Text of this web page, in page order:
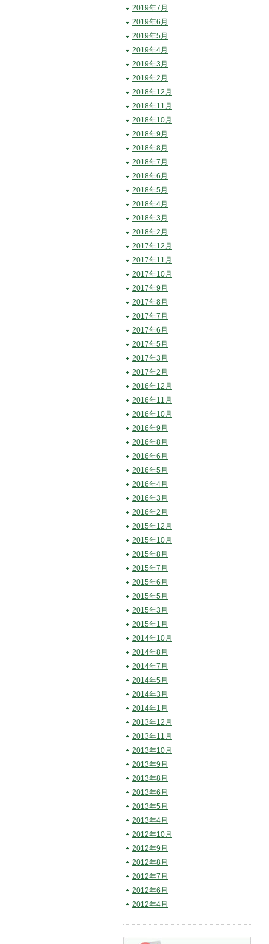
2019年7月
2019年6月
2019年5月
2019年4月
2019年3月
2019年2月
2018年12月
2018年11月
2018年10月
2018年9月
2018年8月
2018年7月
2018年6月
2018年5月
2018年4月
2018年3月
2018年2月
2017年12月
2017年11月
2017年10月
2017年9月
2017年8月
2017年7月
2017年6月
2017年5月
2017年3月
2017年2月
2016年12月
2016年11月
2016年10月
2016年9月
2016年8月
2016年6月
2016年5月
2016年4月
2016年3月
2016年2月
2015年12月
2015年10月
2015年8月
2015年7月
2015年6月
2015年5月
2015年3月
2015年1月
2014年10月
2014年8月
2014年7月
2014年5月
2014年3月
2014年1月
2013年12月
2013年11月
2013年10月
2013年9月
2013年8月
2013年6月
2013年5月
2013年4月
2012年10月
2012年9月
2012年8月
2012年7月
2012年6月
2012年4月